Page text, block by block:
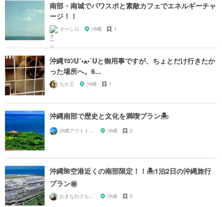
南部・南城でパワスポと素敵カフェでエネルギーチャ
ージ！！
オーシロ 沖縄 1
沖縄ﾏﾛﾝU´•ﻌ•`Uと御用事ですが、ちょとだけ行きたか
った場所へ。6...
ちか王 沖縄 1
沖縄南部で歴史と文化を満喫プラン🏝
沖縄アウトドアマップ🗺 沖縄 2
沖縄🌺空港近くの南部限定！！🏝1泊2日の沖縄旅行
プラン㊙️
おきなわグルメガール🌺 沖縄 5